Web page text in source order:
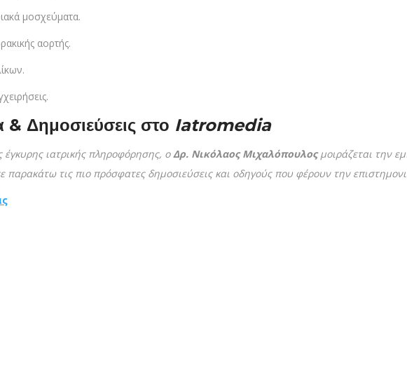
μοσχεύματα.
αορτής.
Δημοσιεύσεις στο Iatromedia
ιατρικής πληροφόρησης, οΔρ. Νικόλαος Μιχαλόπουλοςμοιράζεται την
παρακάτω τις πιο πρόσφατες δημοσιεύσεις και οδηγούς που φέρουν την